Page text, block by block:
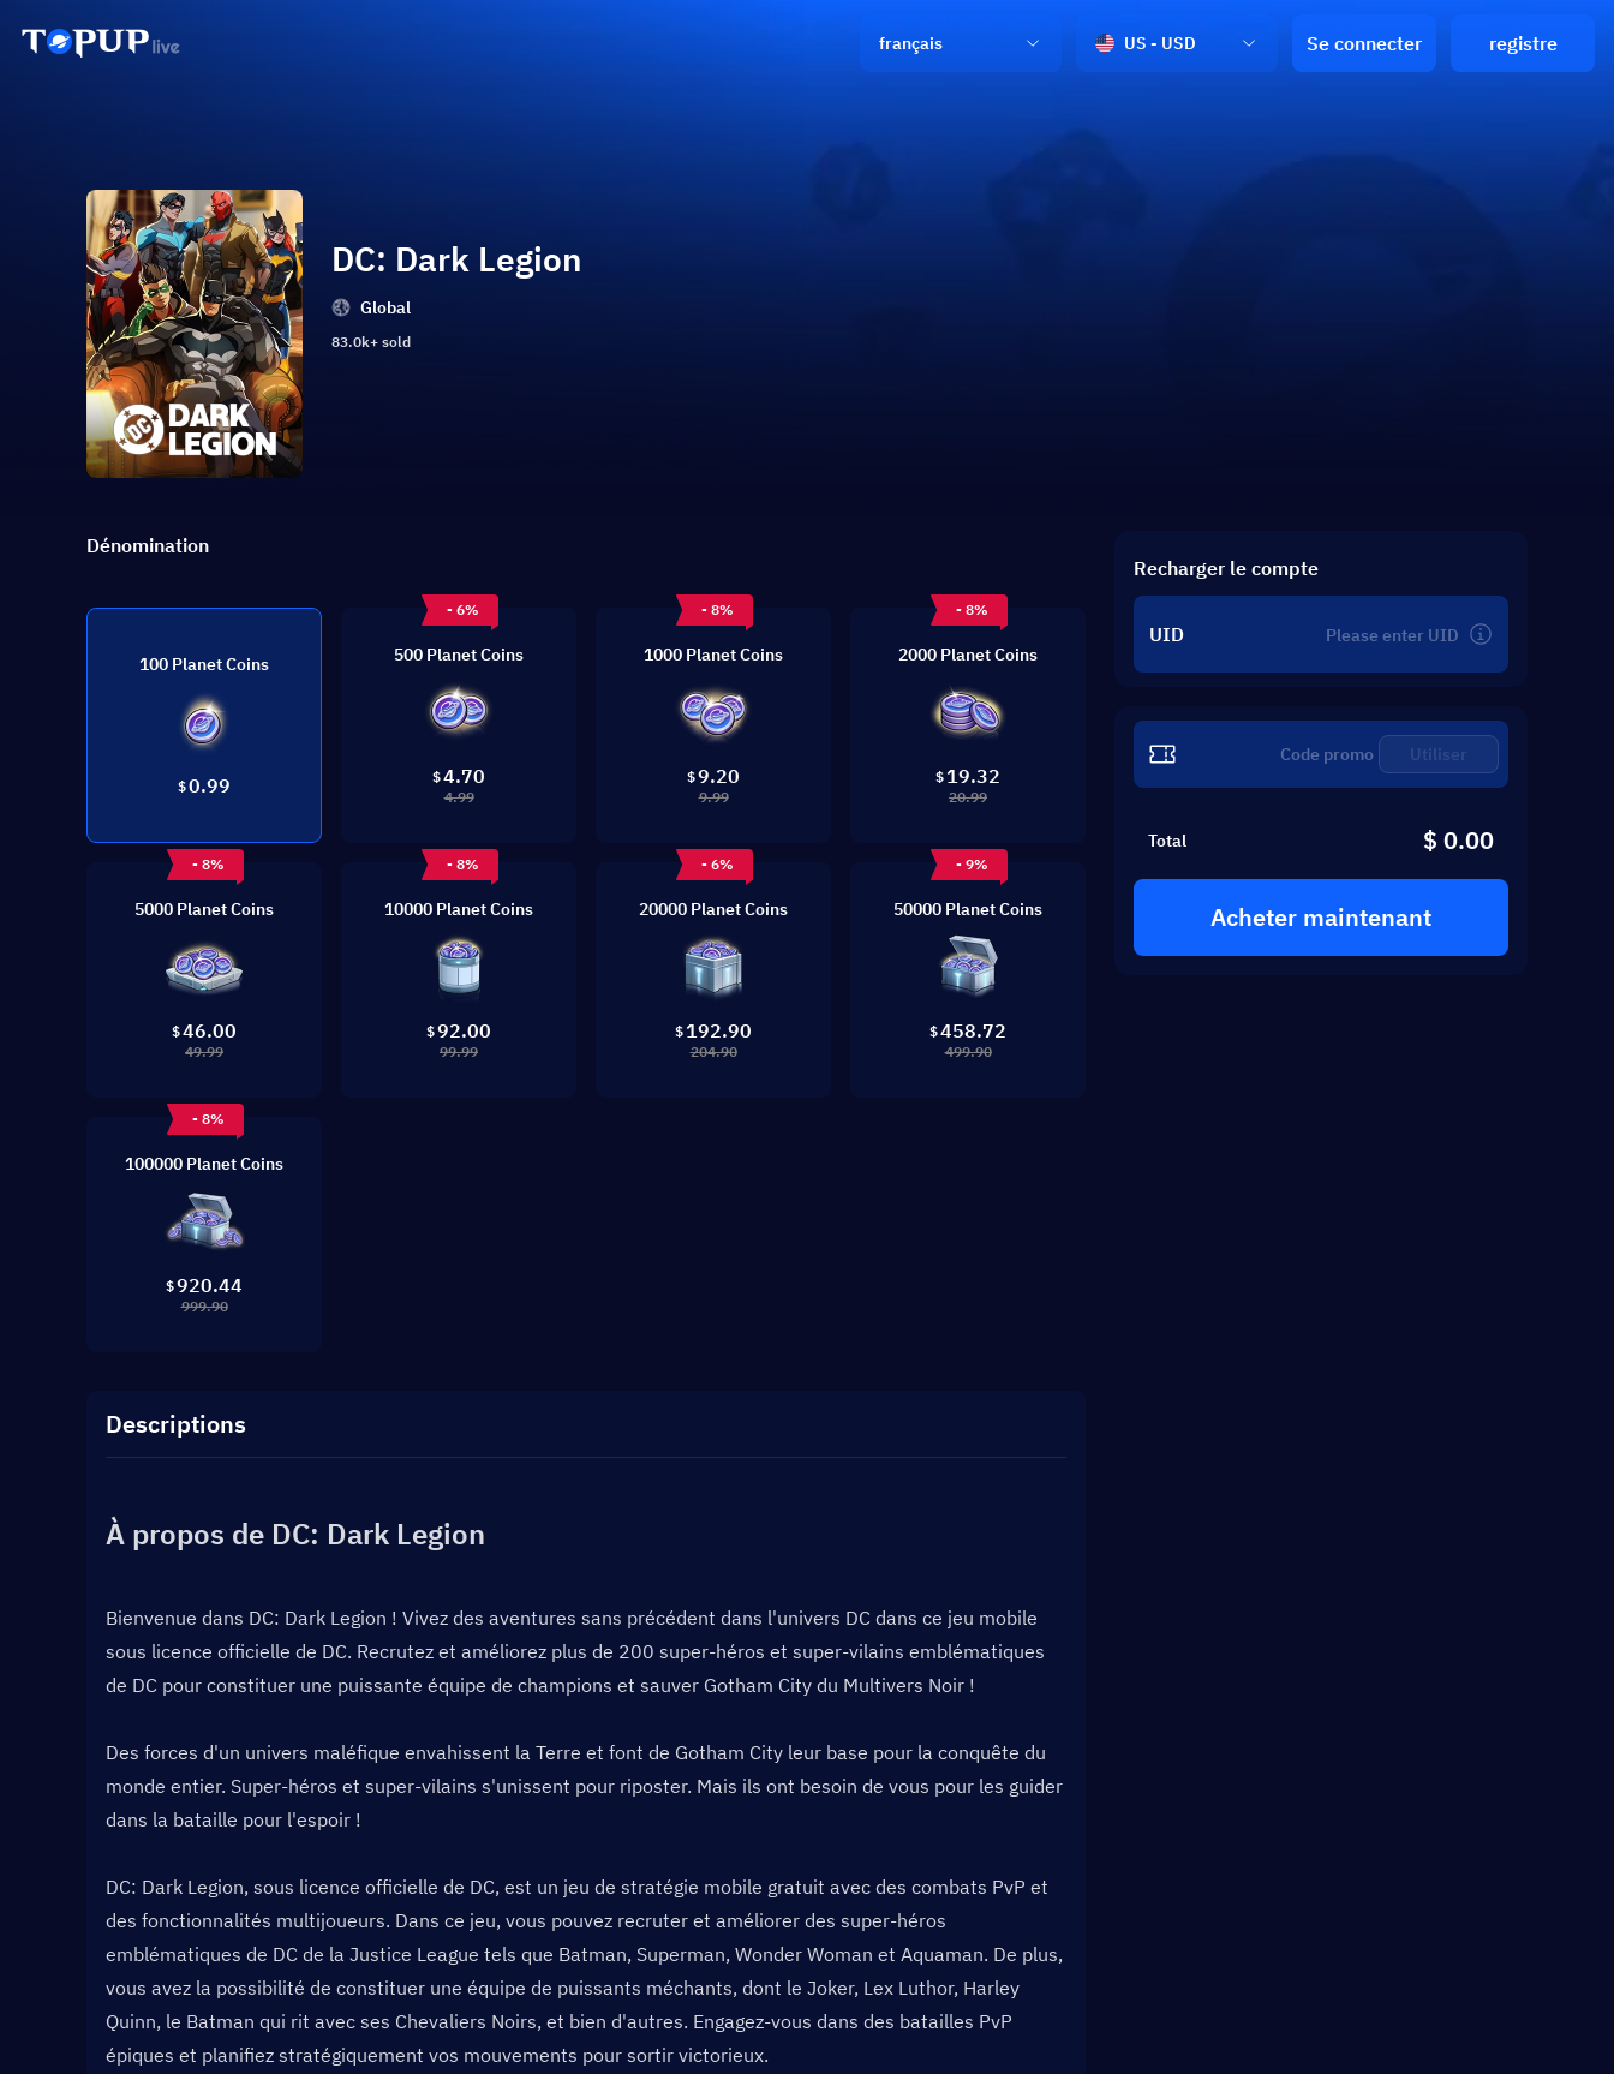
français US - USD Se connecter registre
DC: Dark Legion
Global
83.0k+ sold
Dénomination
100 Planet Coins
$0.99
- 6%
500 Planet Coins
$4.70
4.99
- 8%
1000 Planet Coins
$9.20
9.99
- 8%
2000 Planet Coins
$ 19.32
20.99
- 8%
5000 Planet Coins
$46.00
49.99
- 8%
10000 Planet Coins
$92.00
99.99
- 6%
20000 Planet Coins
$ 192.90
204.90
- 9%
50000 Planet Coins
$458.72
499.90
- 8%
100000 Planet Coins
$920.44
999.90
Descriptions
À propos de DC: Dark Legion
Bienvenue dans DC: Dark Legion ! Vivez des aventures sans précédent dans l'univers DC dans ce jeu mobile
sous licence officielle de DC. Recrutez et améliorez plus de 200 super-héros et super-vilains emblématiques
de DC pour constituer une puissante équipe de champions et sauver Gotham City du Multivers Noir !
Des forces d'un univers maléfique envahissent la Terre et font de Gotham City leur base pour la conquête du
monde entier. Super-héros et super-vilains s'unissent pour riposter. Mais ils ont besoin de vous pour les guider
dans la bataille pour l'espoir !
DC: Dark Legion, sous licence officielle de DC, est un jeu de stratégie mobile gratuit avec des combats PvP et
des fonctionnalités multijoueurs. Dans ce jeu, vous pouvez recruter et améliorer des super-héros
emblématiques de DC de la Justice League tels que Batman, Superman, Wonder Woman et Aquaman. De plus,
vous avez la possibilité de constituer une équipe de puissants méchants, dont le Joker, Lex Luthor, Harley
Quinn, le Batman qui rit avec ses Chevaliers Noirs, et bien d'autres. Engagez-vous dans des batailles PvP
épiques et planifiez stratégiquement vos mouvements pour sortir victorieux.
Recharger le compte
UID
Utiliser
Total $ 0.00
Acheter maintenant